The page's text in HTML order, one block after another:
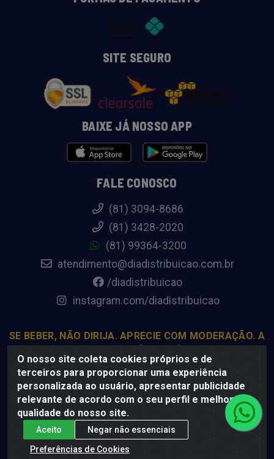
O nosso site coleta cookies próprios e de
terceiros para proporcionar uma experiência
personalizada ao usuário, apresentar publicidade
relevante de acordo com o seu perfil e melhorar a
qualidade do nosso site.
Aceito
Negar não essenciais
Preferências de Cookies
SITE SEGURO
BAIXE JÁ NOSSO APP
FALE CONOSCO
(81) 3094-8686
(81) 3428-2020
(81) 99364-3200
atendimento@diadistribuicao.com.br
/diadistribuicao
instagram.com/diadistribuicao
SE BEBER, NÃO DIRIJA. APRECIE COM MODERAÇÃO. A
MENORES DE 18 ANOS.
Dia Distribuição - Rodovia BR-232, 22.5 - Pedreiras, Moreno -
PE, 54800-000 - CNPJ 69.944.973/0001-85